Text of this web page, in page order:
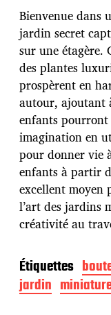
e
d
e
p
u
b
l
i
c
a
t
i
o
n
Bienvenue dans
jardin secret
sur une étagère.
des plantes
prospèrent en
autour, ajoutant
enfants
imagination en
pour donner vie
enfants à partir
excellent moyen
l’art des jardins
créativité au
Étiquettes
jardin